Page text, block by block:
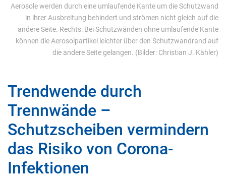
Aerosole werden durch eine umlaufende Kante um die Schutzwand
in ihrer Ausbreitung behindert und strömen nicht gleich auf die
andere Seite. Rechts: Bei Schutzwänden ohne umlaufende Kante
können die Aerosolpartikel leichter über den Schutzwandrand auf
die andere Seite gelangen. (Bilder: Christian J. Kähler)
Trendwende durch
Trennwände –
Schutzscheiben vermindern
das Risiko von Corona-
Infektionen